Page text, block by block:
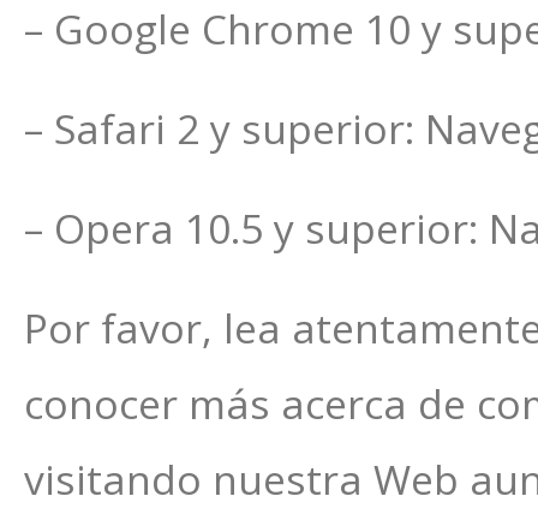
– Google Chrome 10 y
– Safari 2 y superior:
– Opera 10.5 y superior:
Por favor, lea
conocer más acerca de
visitando nuestra Web